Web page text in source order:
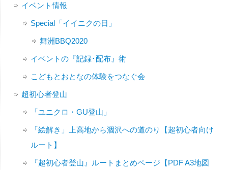
イベント情報
Special「イイニクの日」
舞洲BBQ2020
イベントの『記録･配布』術
こどもとおとなの体験をつなぐ会
超初心者登山
「ユニクロ・GU登山」
「絵解き」上高地から涸沢への道のり【超初心者向け
ルート】
『超初心者登山』ルートまとめページ【PDF A3地図